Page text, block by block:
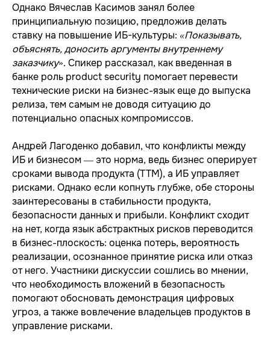
Однако Вячеслав Касимов занял более
принципиальную позицию, предложив делать
ставку на повышение ИБ-культуры: «Показывать,
объяснять, доносить аргументы внутреннему
заказчику». Спикер рассказал, как введенная в
банке роль product security помогает перевести
технические риски на бизнес-язык еще до выпуска
релиза, тем самым не доводя ситуацию до
потенциально опасных компромиссов.
Андрей Лагоденко добавил, что конфликты между
ИБ и бизнесом — это норма, ведь бизнес оперирует
сроками вывода продукта (TTM), а ИБ управляет
рисками. Однако если копнуть глубже, обе стороны
заинтересованы в стабильности продукта,
безопасности данных и прибыли. Конфликт сходит
на нет, когда язык абстрактных рисков переводится
в бизнес-плоскость: оценка потерь, вероятность
реализации, осознанное принятие риска или отказ
от него. Участники дискуссии сошлись во мнении,
что необходимость вложений в безопасность
помогают обосновать демонстрация цифровых
угроз, а также вовлечение владельцев продуктов в
управление рисками.